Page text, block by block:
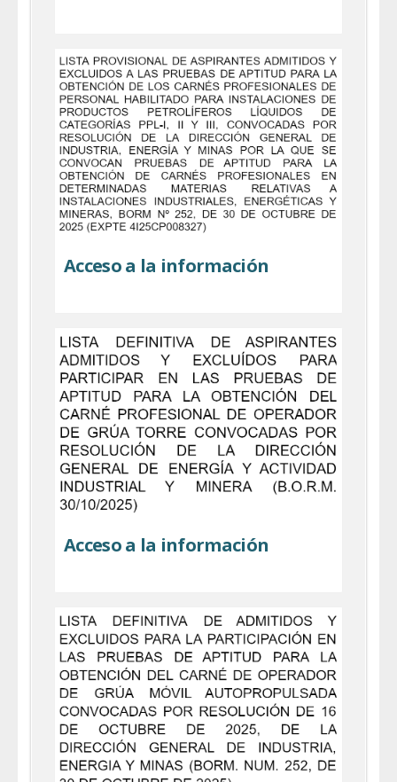
Acceso a la información
Acceso a la información